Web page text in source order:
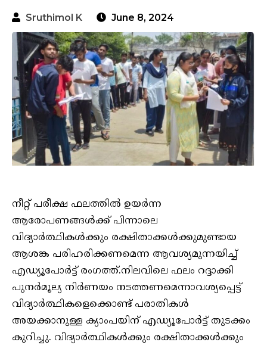
Sruthimol K June 8, 2024
നീറ്റ് പരീക്ഷ ഫലത്തില്‍ ഉയര്‍ന്ന
ആരോപണങ്ങള്‍ക്ക് പിന്നാലെ
വിദ്യാര്‍ത്ഥികള്‍ക്കും രക്ഷിതാക്കള്‍ക്കുമുണ്ടായ
ആശങ്ക പരിഹരിക്കണമെന്ന ആവശ്യമുന്നയിച്ച്
എഡ്യൂപോര്‍ട്ട് രംഗത്ത്.നിലവിലെ ഫലം റദ്ദാക്കി
പുനര്‍മൂല്യ നിര്‍ണയം നടത്തണമെന്നാവശ്യപ്പെട്ട്
വിദ്യാര്‍ത്ഥികളെക്കൊണ്ട് പരാതികള്‍
അയക്കാനുള്ള ക്യാംപയിന് എഡ്യൂപോര്‍ട്ട് തുടക്കം
കുറിച്ചു. വിദ്യാര്‍ത്ഥികള്‍ക്കും രക്ഷിതാക്കള്‍ക്കും